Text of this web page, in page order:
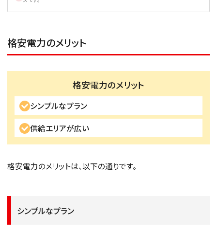
格安電力のメリット
格安電力のメリット
シンプルなプラン
供給エリアが広い
格安電力のメリットは、以下の通りです。
シンプルなプラン